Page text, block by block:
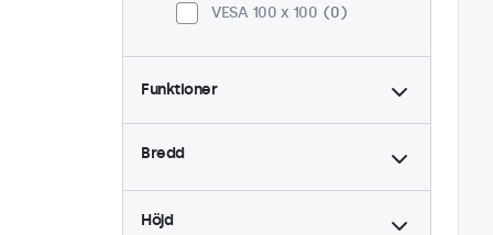
VESA 100 x 100
0
Funktioner
4:3 / 5:4
0
Dimning
2
Bredd
Höjd